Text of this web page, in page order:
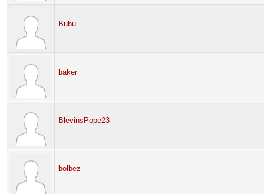
Bubu
baker
BlevinsPope23
bolbez